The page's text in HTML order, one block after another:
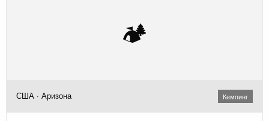
🏕️
США · Аризона Кемпинг